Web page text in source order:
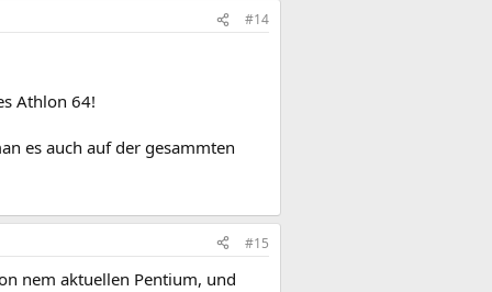
#14
Athlon 64!
es auch auf der gesammten
#15
nem aktuellen Pentium, und